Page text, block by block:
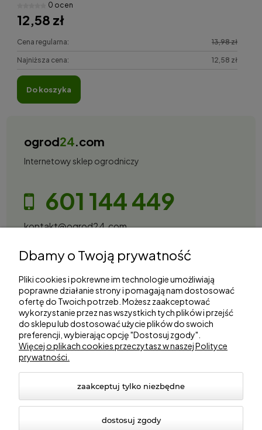
0 ocen
12,58 zł
Cena regularna: 13,98 zł
Najniższa cena: 12,58 zł
do koszyka
ogrod24.com
Internetowy sklep ogrodniczy
601 144 449
kontakt@ogrod24.com
Gorzowska 27, 66-530 Trzebicz
Zakupy
Informacje
Marki
Dbamy o Twoją prywatność
Pliki cookies i pokrewne im technologie umożliwiają
poprawne działanie strony i pomagają nam dostosować
ofertę do Twoich potrzeb. Możesz zaakceptować
wykorzystanie przez nas wszystkich tych plików i przejść
do sklepu lub dostosować użycie plików do swoich
preferencji, wybierając opcję "Dostosuj zgody".
Więcej o plikach cookies przeczytasz w naszej Polityce
prywatności.
zaakceptuj tylko niezbędne
dostosuj zgody